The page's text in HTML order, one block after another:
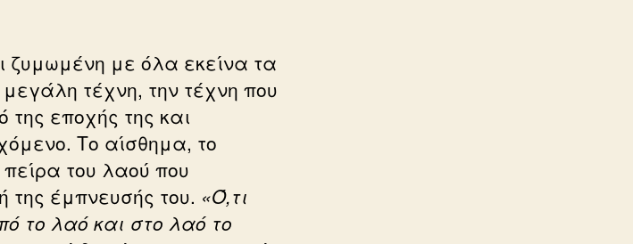
ζυμωμένη με όλα εκείνα τα
τέχνη, την τέχνη που
εποχής της και
Το αίσθημα, το
του λαού που
της έμπνευσής του. «Ό,τι
το λαό και στο λαό το